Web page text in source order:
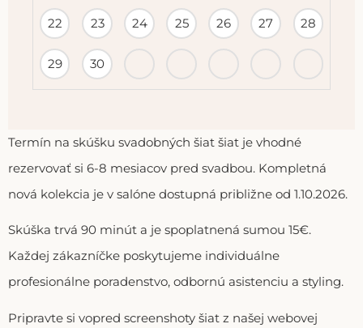
22 23 24 25 26 27 28
29 30
Termín na skúšku svadobných šiat šiat je vhodné
rezervovať si 6-8 mesiacov pred svadbou. Kompletná
nová kolekcia je v salóne dostupná približne od 1.10.2026.
Skúška trvá 90 minút a je spoplatnená sumou 15€.
Každej zákazníčke poskytujeme individuálne
profesionálne poradenstvo, odbornú asistenciu a styling.
Pripravte si vopred screenshoty šiat z našej webovej